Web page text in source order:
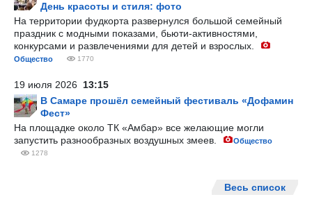
День красоты и стиля: фото
На территории фудкорта развернулся большой семейный
праздник с модными показами, бьюти-активностями,
конкурсами и развлечениями для детей и взрослых.
Общество 1770
19 июля 2026 13:15
В Самаре прошёл семейный фестиваль «Дофамин
Фест»
На площадке около ТК «Амбар» все желающие могли
запустить разнообразных воздушных змеев.
Общество
1278
Весь список